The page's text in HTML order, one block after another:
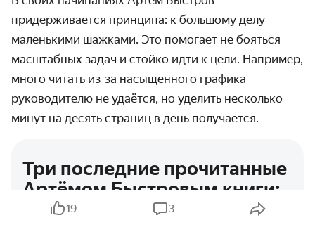
придерживается принципа: к большому делу —
маленькими шажками. Это помогает не бояться
масштабных задач и стойко идти к цели. Например,
много читать из-за насыщенного графика
руководителю не удаётся, но уделить несколько
минут на десять страниц в день получается.
Три последние прочитанные
Артёмом Быстровым книги:
19 3